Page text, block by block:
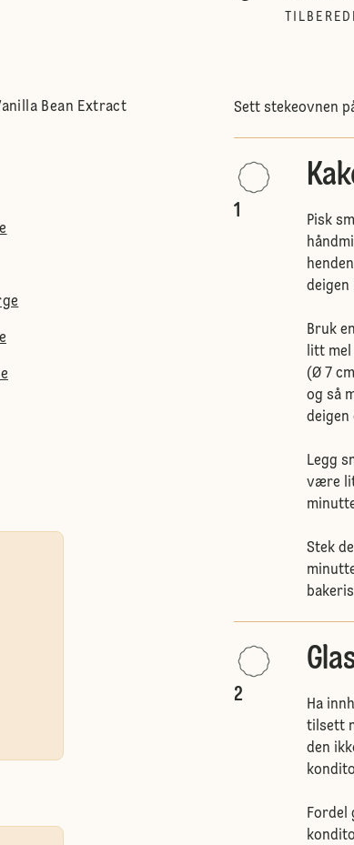
Bean Extract Sett stekeovnen
1
Pisk
deigen
Bruk
litt
(Ø 7
og så
Legg
være
Stek
2
Ha
tilsett
den
Fordel